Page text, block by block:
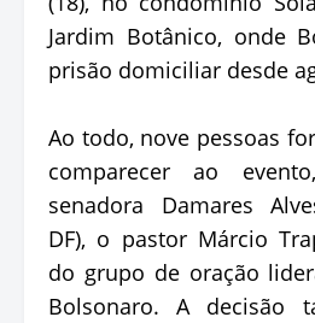
Jardim Botânico, onde
prisão domiciliar desde
Ao todo, nove pessoas
comparecer ao
senadora Damares
DF), o pastor Márcio
do grupo de oração
Bolsonaro. A decisão